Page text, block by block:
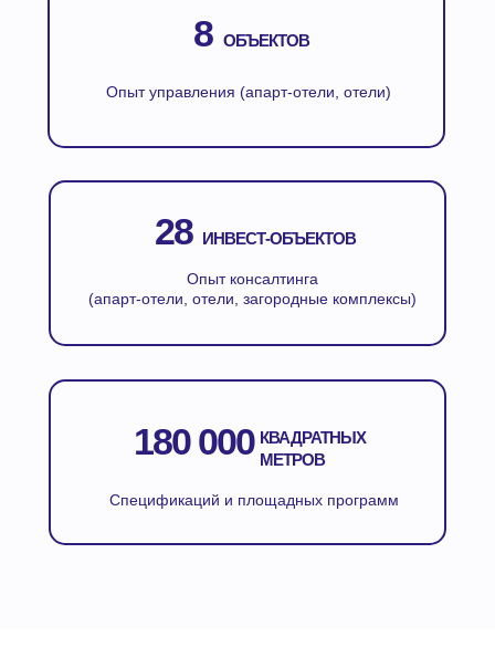
Опыт консалтинга
(апарт-отели, отели, загородные комплексы)
ИНВЕСТ-ОБЪЕКТОВ
28
Спецификаций и площадных программ
КВАДРАТНЫХ
МЕТРОВ
180 000
Опыт управления (апарт-отели, отели)
ОБЪЕКТОВ
8